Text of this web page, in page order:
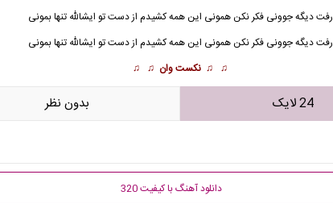
رفت دیگه جوونی فکر نکن همونی این همه کشیدم از دست تو ایشالله تنها بمونی
رفت دیگه جوونی فکر نکن همونی این همه کشیدم از دست تو ایشالله تنها بمونی
♫ ♫ نکست وان ♫ ♫
24 لایک بدون نظر
دانلود آهنگ با کیفیت 320